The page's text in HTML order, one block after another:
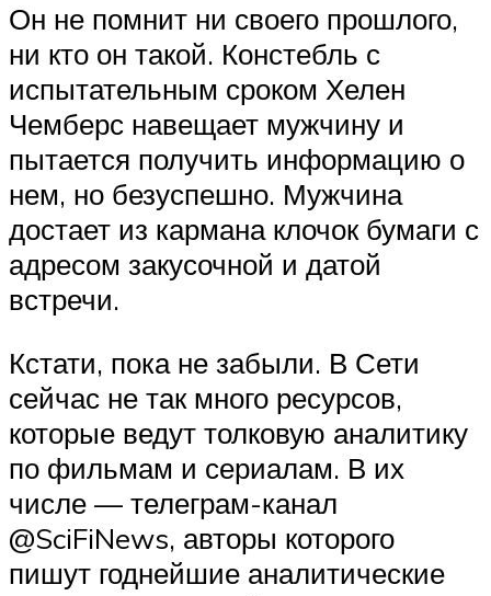
Он не помнит ни своего прошлого,
ни кто он такой. Констебль с
испытательным сроком Хелен
Чемберс навещает мужчину и
пытается получить информацию о
нем, но безуспешно. Мужчина
достает из кармана клочок бумаги с
адресом закусочной и датой
встречи.
Кстати, пока не забыли. В Сети
сейчас не так много ресурсов,
которые ведут толковую аналитику
по фильмам и сериалам. В их
числе — телеграм-канал
@SciFiNews, авторы которого
пишут годнейшие аналитические